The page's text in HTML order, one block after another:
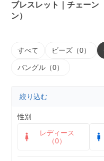
ブレスレット｜チェーン
ン）
すべて ビーズ（0）
バングル（0）
絞り込む
性別
レディース
（0）